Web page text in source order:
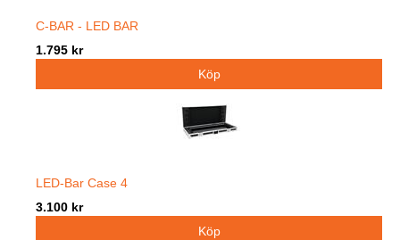
C-BAR - LED BAR
1.795 kr
LED-Bar Case 4
3.100 kr